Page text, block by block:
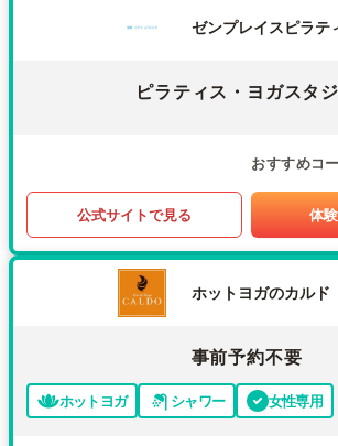
ゼンプレイスピラテ
ピラティス・ヨガスタ
おすすめコ
公式サイトで見る 体
ホットヨガのカルド
事前予約不要
ホットヨガ シャワー 女性専用